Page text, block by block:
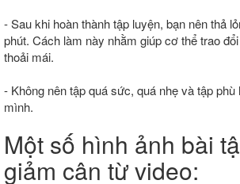
- Sau khi hoàn thành tập luyện, bạn nên thả
phút. Cách làm này nhằm giúp cơ thể trao
thoải mái.
- Không nên tập quá sức, quá nhẹ và tập
mình.
Một số hình ảnh bài
giảm cân từ video: